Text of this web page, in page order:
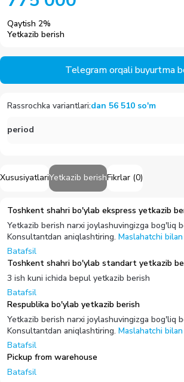
XususiyatlariYetkazib berishFikrlar (0)
Toshkent shahri bo'ylab ekspress yetkazib
Yetkazib berish narxi joylashuvingizga bog'liq
Konsultantdan aniqlashtiring. Maslahatchi
Batafsil
Toshkent shahri bo'ylab standart yetkazib
3 ish kuni ichida bepul yetkazib berish
Batafsil
Respublika bo'ylab yetkazib berish
Yetkazib berish narxi joylashuvingizga bog'liq
Konsultantdan aniqlashtiring. Maslahatchi
Batafsil
Pickup from warehouse
Batafsil
Qaytish 2%
Yetkazib berish
Telegram orqali buyurtma
Rassrochka variantlari:dan 56 510 so'm
period